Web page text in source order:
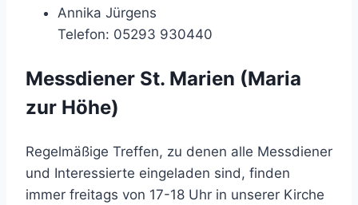
Annika Jürgens
Telefon: 05293 930440
Messdiener St. Marien (Maria
zur Höhe)
Regelmäßige Treffen, zu denen alle Messdiener
und Interessierte eingeladen sind, finden
immer freitags von 17-18 Uhr in unserer Kirche